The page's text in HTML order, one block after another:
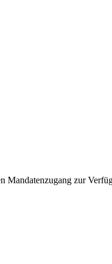
Mandatenzugang zur